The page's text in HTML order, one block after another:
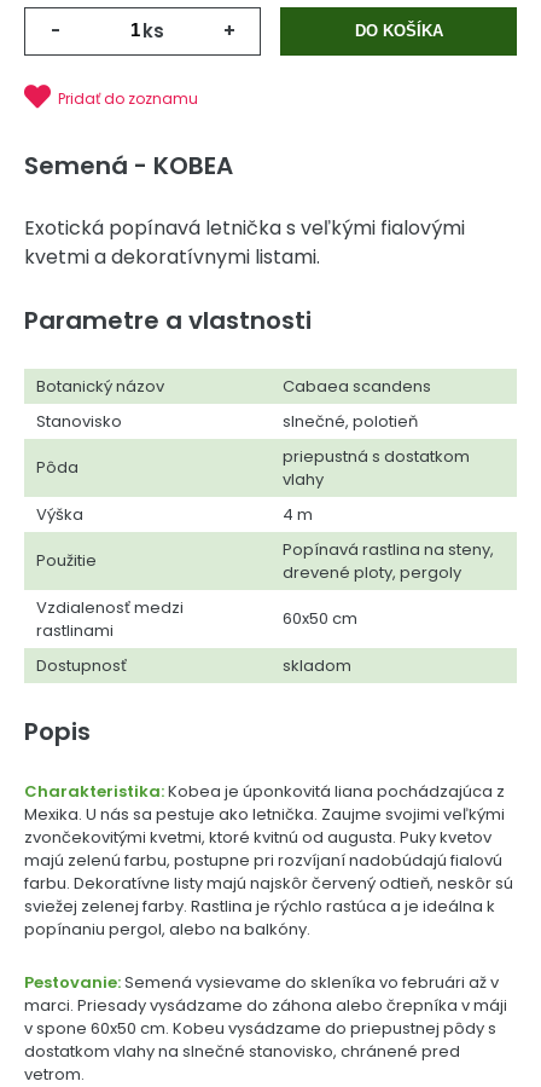
- ks + DO KOŠÍKA
Pridať do zoznamu
Semená - KOBEA
Exotická popínavá letnička s veľkými fialovými
kvetmi a dekoratívnymi listami.
Parametre a vlastnosti
Botanický názov
Cabaea scandens
Stanovisko
slnečné, polotieň
Pôda
priepustná s dostatkom
vlahy
Výška
4 m
Použitie
Popínavá rastlina na steny,
drevené ploty, pergoly
Vzdialenosť medzi
rastlinami
60x50 cm
Dostupnosť skladom
Popis
Charakteristika:Kobea je úponkovitá liana pochádzajúca z
Mexika. U nás sa pestuje ako letnička. Zaujme svojimi veľkými
zvončekovitými kvetmi, ktoré kvitnú od augusta. Puky kvetov
majú zelenú farbu, postupne pri rozvíjaní nadobúdajú fialovú
farbu. Dekoratívne listy majú najskôr červený odtieň, neskôr sú
sviežej zelenej farby. Rastlina je rýchlo rastúca a je ideálna k
popínaniu pergol, alebo na balkóny.
Pestovanie:Semená vysievame do skleníka vo februári až v
marci. Priesady vysádzame do záhona alebo črepníka v máji
v spone 60x50 cm. Kobeu vysádzame do priepustnej pôdy s
dostatkom vlahy na slnečné stanovisko, chránené pred
vetrom.